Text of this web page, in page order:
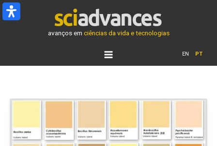
Ir
para
avanços em ciências da vida e tecnologias
EN PT